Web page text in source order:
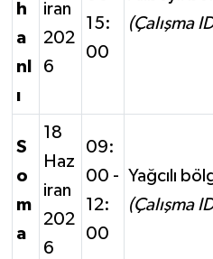
h
a
nl
ı
iran
202
6
15:
00
(Çalışma
S
o
m
a
18
Haz
iran
202
6
09:
00 -
12:
00
Yağcılı
(Çalışma